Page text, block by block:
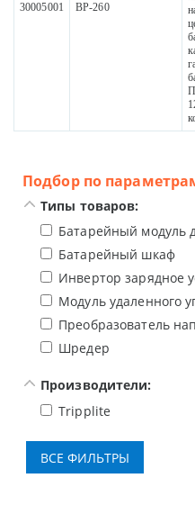
30005001 BP-260
Подбор по
Типы товаров:
Батарейный модуль
Батарейный шкаф
Инвертор зарядное
Модуль удаленного
Преобразователь
Шредер
Производители:
Tripplite